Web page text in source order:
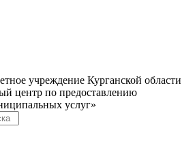
учреждение Курганской области
центр по предоставлению
услуг»